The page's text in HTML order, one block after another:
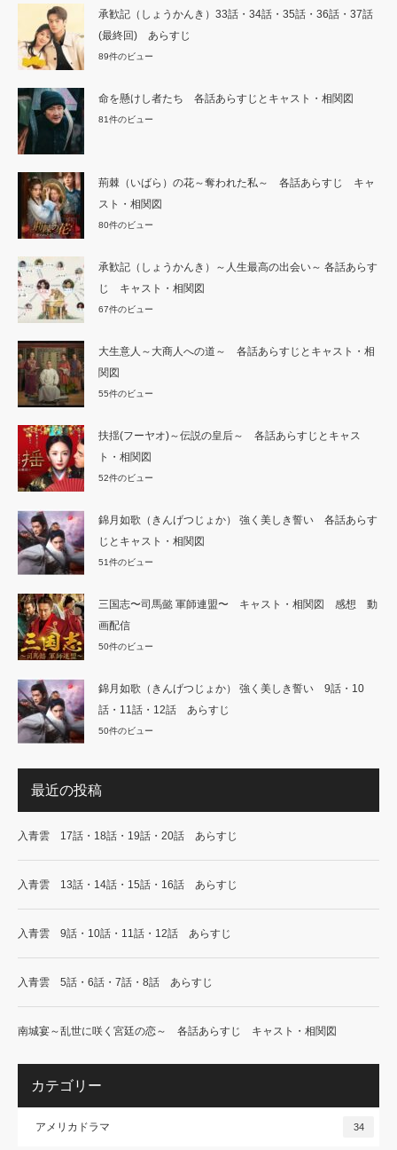
承歓記（しょうかんき）33話・34話・35話・36話・37話
(最終回) あらすじ
89件のビュー
命を懸けし者たち 各話あらすじとキャスト・相関図
81件のビュー
荊棘（いばら）の花～奪われた私～ 各話あらすじ キャ
スト・相関図
80件のビュー
承歓記（しょうかんき）～人生最高の出会い～ 各話あらす
じ キャスト・相関図
67件のビュー
大生意人～大商人への道～ 各話あらすじとキャスト・相
関図
55件のビュー
扶揺(フーヤオ)～伝説の皇后～ 各話あらすじとキャス
ト・相関図
52件のビュー
錦月如歌（きんげつじょか） 強く美しき誓い 各話あらす
じとキャスト・相関図
51件のビュー
三国志〜司馬懿 軍師連盟〜 キャスト・相関図 感想 動
画配信
50件のビュー
錦月如歌（きんげつじょか） 強く美しき誓い 9話・10
話・11話・12話 あらすじ
50件のビュー
最近の投稿
入青雲 17話・18話・19話・20話 あらすじ
入青雲 13話・14話・15話・16話 あらすじ
入青雲 9話・10話・11話・12話 あらすじ
入青雲 5話・6話・7話・8話 あらすじ
南城宴～乱世に咲く宮廷の恋～ 各話あらすじ キャスト・相関図
カテゴリー
アメリカドラマ 34